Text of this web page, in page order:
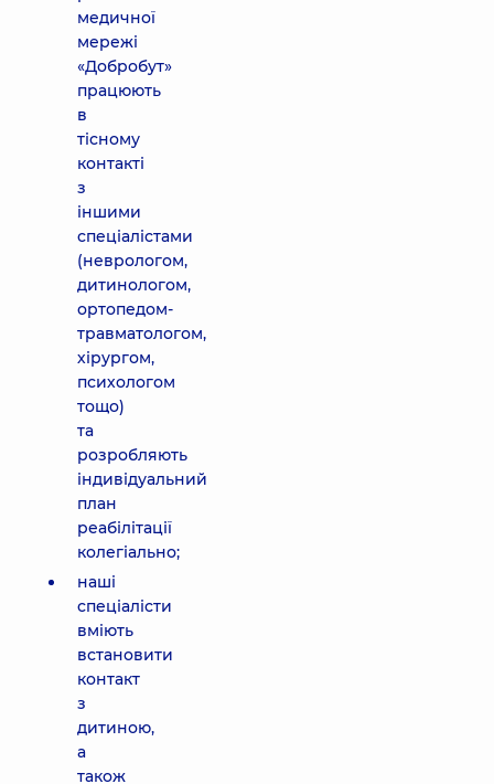
медичної
мережі
«Добробут»
працюють
в
тісному
контакті
з
іншими
спеціалістами
(неврологом,
дитинологом,
ортопедом-
травматологом,
хірургом,
психологом
тощо)
та
розробляють
індивідуальний
план
реабілітації
колегіально;
наші
спеціалісти
вміють
встановити
контакт
з
дитиною,
а
також